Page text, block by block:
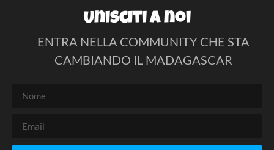
Unisciti a noi
ENTRA NELLA COMMUNITY CHE STA
CAMBIANDO IL MADAGASCAR